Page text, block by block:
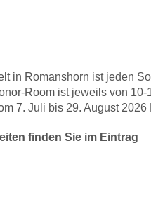
in Romanshorn ist jeden
Room ist jeweils von 10-
7. Juli bis 29. August
finden Sie im Eintrag